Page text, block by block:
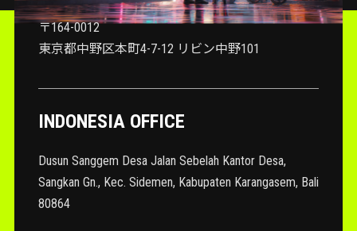
〒164-0012
東京都中野区本町4-7-12 リビン中野101
INDONESIA OFFICE
Dusun Sanggem Desa Jalan Sebelah Kantor Desa,
Sangkan Gn., Kec. Sidemen, Kabupaten Karangasem, Bali
80864